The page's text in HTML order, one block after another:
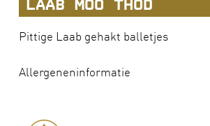
LAAB MOO THOD
Pittige Laab gehakt balletjes
Allergeneninformatie